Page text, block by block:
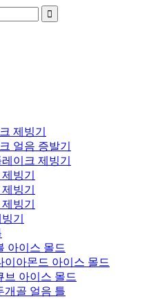
제빙기
얼음 증발기
이크 제빙기
빙기
빙기
빙기
기
아이스 몰드
이아몬드 아이스 몰드
브 아이스 몰드
개골 얼음 틀